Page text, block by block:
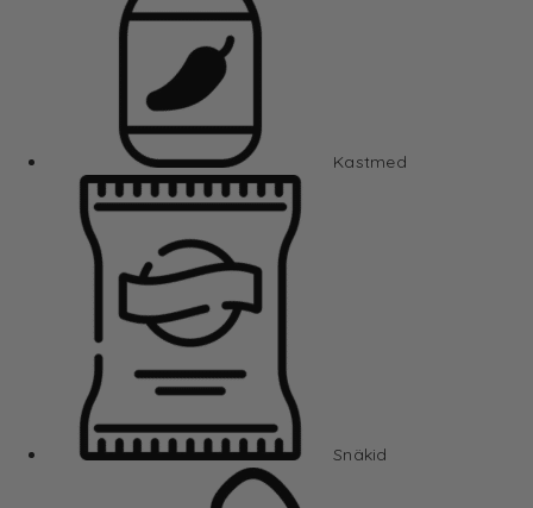
Kastmed
Snäkid